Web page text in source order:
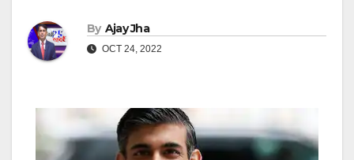
By Ajay Jha
OCT 24, 2022